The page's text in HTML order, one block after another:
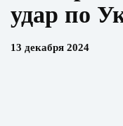
удар по
13 декабря 2024